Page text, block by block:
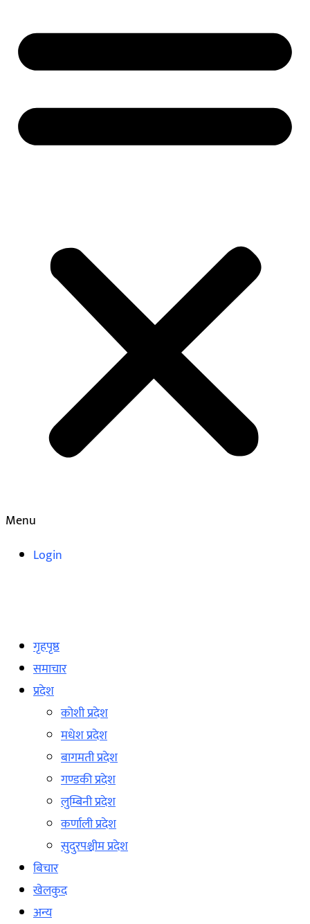
Menu
Login
गृहपृष्ठ
समाचार
प्रदेश
कोशी प्रदेश
मधेश प्रदेश
बागमती प्रदेश
गण्डकी प्रदेश
लुम्बिनी प्रदेश
कर्णाली प्रदेश
सुदुरपश्चीम प्रदेश
बिचार
खेलकुद
अन्य